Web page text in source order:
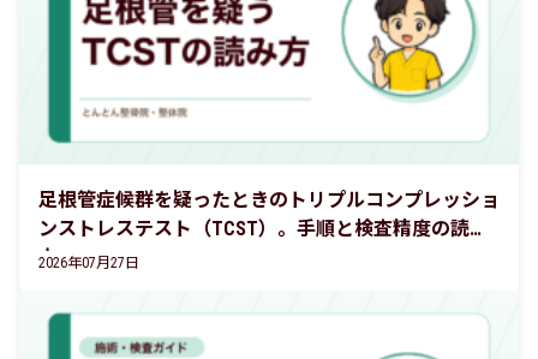
足根管症候群を疑ったときのトリプルコンプレッショ
ンストレステスト（TCST）。手順と検査精度の読み
方
2026年07月27日